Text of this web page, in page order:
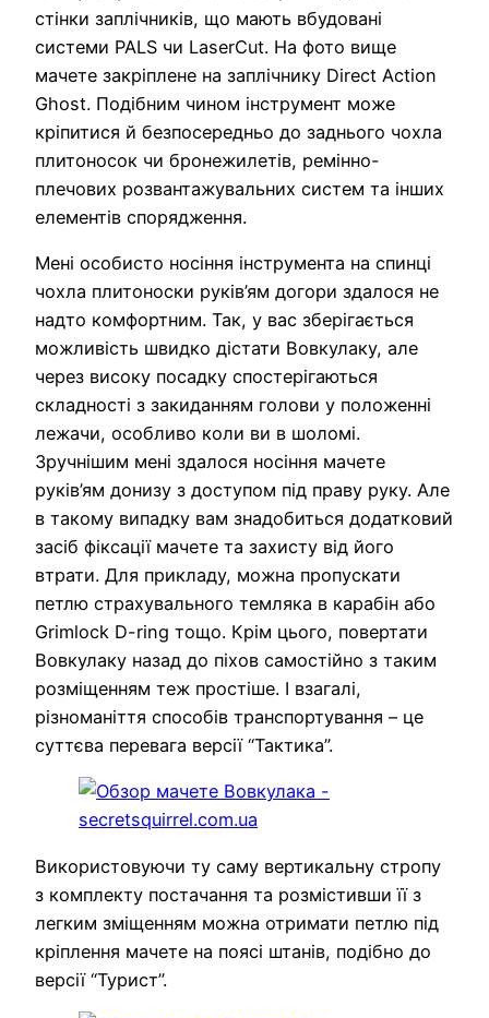
стінки заплічників, що мають вбудовані
системи PALS чи LaserCut. На фото вище
мачете закріплене на заплічнику Direct Action
Ghost. Подібним чином інструмент може
кріпитися й безпосередньо до заднього чохла
плитоносок чи бронежилетів, ремінно-
плечових розвантажувальних систем та інших
елементів спорядження.
Мені особисто носіння інструмента на спинці
чохла плитоноски руків’ям догори здалося не
надто комфортним. Так, у вас зберігається
можливість швидко дістати Вовкулаку, але
через високу посадку спостерігаються
складності з закиданням голови у положенні
лежачи, особливо коли ви в шоломі.
Зручнішим мені здалося носіння мачете
руків’ям донизу з доступом під праву руку. Але
в такому випадку вам знадобиться додатковий
засіб фіксації мачете та захисту від його
втрати. Для прикладу, можна пропускати
петлю страхувального темляка в карабін або
Grimlock D-ring тощо. Крім цього, повертати
Вовкулаку назад до піхов самостійно з таким
розміщенням теж простіше. І взагалі,
різноманіття способів транспортування – це
суттєва перевага версії “Тактика”.
Використовуючи ту саму вертикальну стропу
з комплекту постачання та розмістивши її з
легким зміщенням можна отримати петлю під
кріплення мачете на поясі штанів, подібно до
версії “Турист”.